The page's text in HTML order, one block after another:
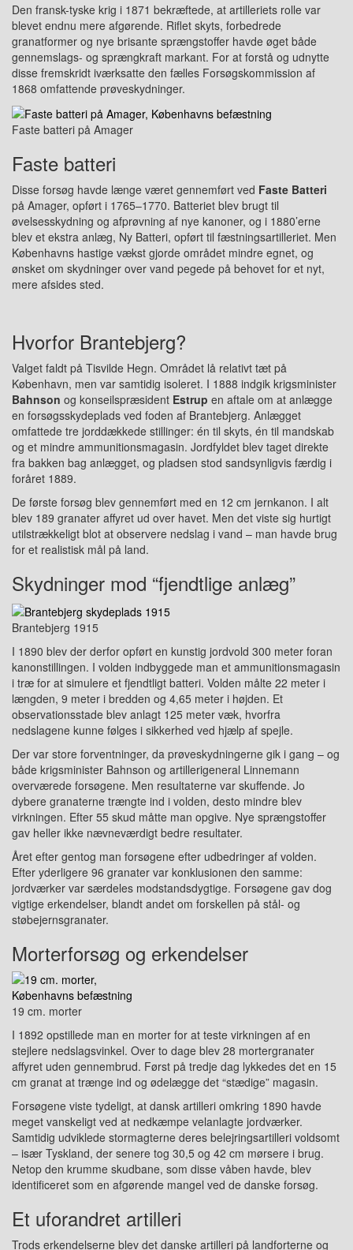
Den fransk-tyske krig i 1871 bekræftede, at artilleriets rolle var
blevet endnu mere afgørende. Riflet skyts, forbedrede
granatformer og nye brisante sprængstoffer havde øget både
gennemslags- og sprængkraft markant. For at forstå og udnytte
disse fremskridt iværksatte den fælles Forsøgskommission af
1868 omfattende prøveskydninger.
Faste batteri på Amager
Faste batteri
Disse forsøg havde længe været gennemført ved Faste Batteri
på Amager, opført i 1765–1770. Batteriet blev brugt til
øvelsesskydning og afprøvning af nye kanoner, og i 1880’erne
blev et ekstra anlæg, Ny Batteri, opført til fæstningsartilleriet. Men
Københavns hastige vækst gjorde området mindre egnet, og
ønsket om skydninger over vand pegede på behovet for et nyt,
mere afsides sted.
Hvorfor Brantebjerg?
Valget faldt på Tisvilde Hegn. Området lå relativt tæt på
København, men var samtidig isoleret. I 1888 indgik krigsminister
Bahnson og konseilspræsident Estrup en aftale om at anlægge
en forsøgsskydeplads ved foden af Brantebjerg. Anlægget
omfattede tre jorddækkede stillinger: én til skyts, én til mandskab
og et mindre ammunitionsmagasin. Jordfyldet blev taget direkte
fra bakken bag anlægget, og pladsen stod sandsynligvis færdig i
foråret 1889.
De første forsøg blev gennemført med en 12 cm jernkanon. I alt
blev 189 granater affyret ud over havet. Men det viste sig hurtigt
utilstrækkeligt blot at observere nedslag i vand – man havde brug
for et realistisk mål på land.
Skydninger mod “fjendtlige anlæg”
Brantebjerg 1915
I 1890 blev der derfor opført en kunstig jordvold 300 meter foran
kanonstillingen. I volden indbyggede man et ammunitionsmagasin
i træ for at simulere et fjendtligt batteri. Volden målte 22 meter i
længden, 9 meter i bredden og 4,65 meter i højden. Et
observationsstade blev anlagt 125 meter væk, hvorfra
nedslagene kunne følges i sikkerhed ved hjælp af spejle.
Der var store forventninger, da prøveskydningerne gik i gang – og
både krigsminister Bahnson og artillerigeneral Linnemann
overværede forsøgene. Men resultaterne var skuffende. Jo
dybere granaterne trængte ind i volden, desto mindre blev
virkningen. Efter 55 skud måtte man opgive. Nye sprængstoffer
gav heller ikke nævneværdigt bedre resultater.
Året efter gentog man forsøgene efter udbedringer af volden.
Efter yderligere 96 granater var konklusionen den samme:
jordværker var særdeles modstandsdygtige. Forsøgene gav dog
vigtige erkendelser, blandt andet om forskellen på stål- og
støbejernsgranater.
Morterforsøg og erkendelser
19 cm. morter
I 1892 opstillede man en morter for at teste virkningen af en
stejlere nedslagsvinkel. Over to dage blev 28 mortergranater
affyret uden gennembrud. Først på tredje dag lykkedes det en 15
cm granat at trænge ind og ødelægge det “stædige” magasin.
Forsøgene viste tydeligt, at dansk artilleri omkring 1890 havde
meget vanskeligt ved at nedkæmpe velanlagte jordværker.
Samtidig udviklede stormagterne deres belejringsartilleri voldsomt
– især Tyskland, der senere tog 30,5 og 42 cm mørsere i brug.
Netop den krumme skudbane, som disse våben havde, blev
identificeret som en afgørende mangel ved de danske forsøg.
Et uforandret artilleri
Trods erkendelserne blev det danske artilleri på landforterne og